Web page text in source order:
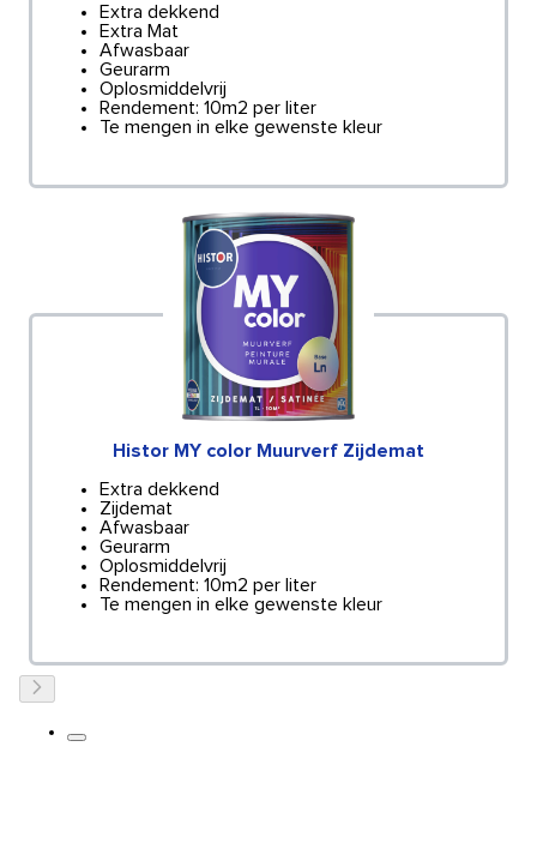
Extra dekkend
Extra Mat
Afwasbaar
Geurarm
Oplosmiddelvrij
Rendement: 10m2 per liter
Te mengen in elke gewenste kleur
Histor MY color Muurverf Zijdemat
Extra dekkend
Zijdemat
Afwasbaar
Geurarm
Oplosmiddelvrij
Rendement: 10m2 per liter
Te mengen in elke gewenste kleur